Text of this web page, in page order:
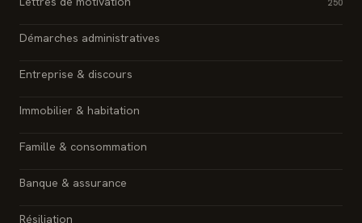
Démarches administratives
Entreprise & discours
Immobilier & habitation
Famille & consommation
Banque & assurance
Résiliation